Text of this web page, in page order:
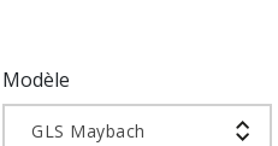
Modèle
GLS Maybach